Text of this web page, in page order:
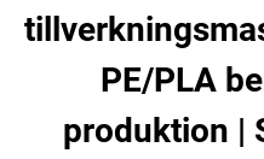
PE/PLA
produktion |